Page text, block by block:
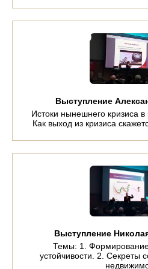
Выступление
Истоки нынешнего кризиса в
Как выход из кризиса
Выступление
Темы: 1.
устойчивости. 2. Секреты